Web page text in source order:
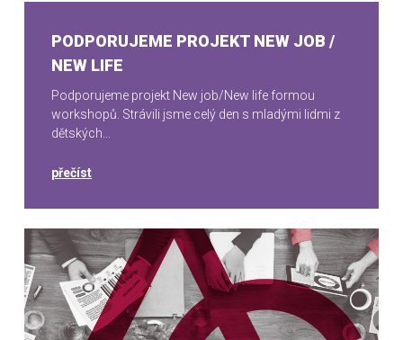
PODPORUJEME PROJEKT NEW JOB /
NEW LIFE
Podporujeme projekt New job/New life formou
workshopů. Strávili jsme celý den s mladými lidmi z
dětských...
přečíst